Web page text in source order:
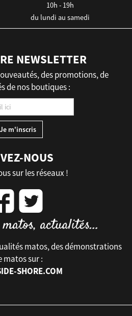
10h - 19h
du lundi au samedi
NEWSLETTER
des promotions, de
de nos boutiques :
NOUS
sur les réseaux !
matos, des démonstrations
matos sur :
SHORE.COM